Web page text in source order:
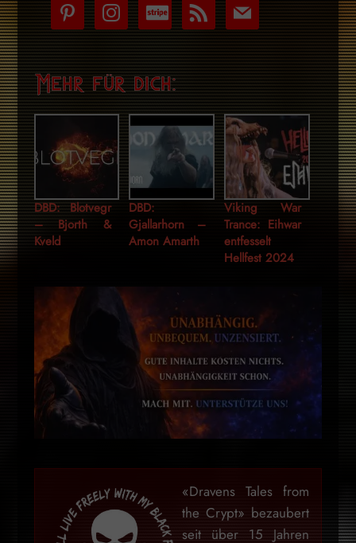
pinterest instagramcc-
stripe
rss mail
Mehr für dich:
DBD: Blotvegr
– Bjorth &
Kveld
DBD:
Gjallarhorn –
Amon Amarth
Viking War
Trance: Eihwar
entfesselt
Hellfest 2024
«Dravens Tales from
the Crypt» bezaubert
seit über 15 Jahren